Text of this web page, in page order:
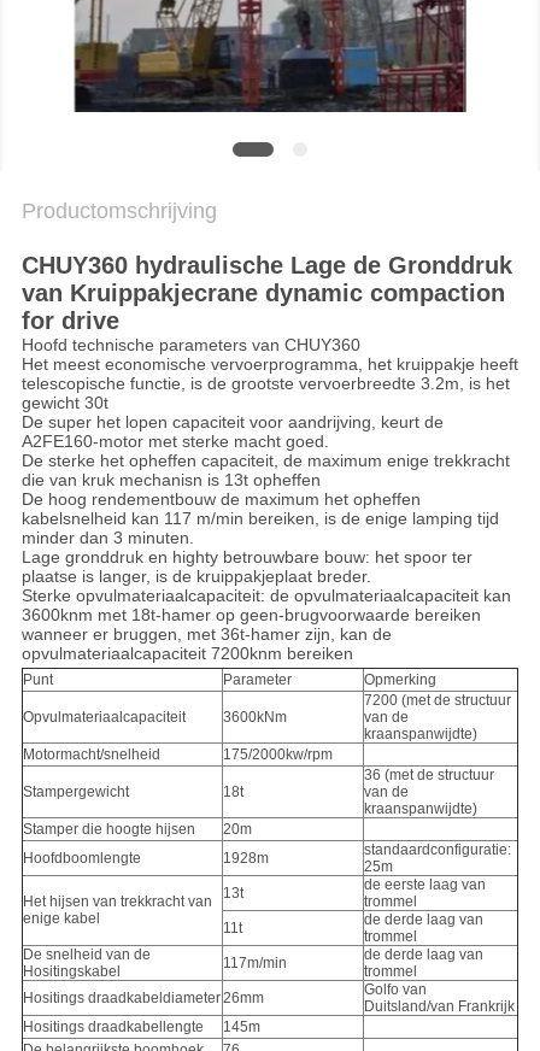
Productomschrijving
CHUY360 hydraulische Lage de Gronddruk
van Kruippakjecrane dynamic compaction
for drive
Hoofd technische parameters van CHUY360
Het meest economische vervoerprogramma, het kruippakje heeft
telescopische functie, is de grootste vervoerbreedte 3.2m, is het
gewicht 30t
De super het lopen capaciteit voor aandrijving, keurt de
A2FE160-motor met sterke macht goed.
De sterke het opheffen capaciteit, de maximum enige trekkracht
die van kruk mechanisn is 13t opheffen
De hoog rendementbouw de maximum het opheffen
kabelsnelheid kan 117 m/min bereiken, is de enige lamping tijd
minder dan 3 minuten.
Lage gronddruk en highty betrouwbare bouw: het spoor ter
plaatse is langer, is de kruippakjeplaat breder.
Sterke opvulmateriaalcapaciteit: de opvulmateriaalcapaciteit kan
3600knm met 18t-hamer op geen-brugvoorwaarde bereiken
wanneer er bruggen, met 36t-hamer zijn, kan de
opvulmateriaalcapaciteit 7200knm bereiken
Punt Parameter Opmerking
Opvulmateriaalcapaciteit 3600kNm
7200 (met de structuur
van de
kraanspanwijdte)
Motormacht/snelheid
175/2000kw/rpm
Stampergewicht 18t
36 (met de structuur
van de
kraanspanwijdte)
Stamper die hoogte hijsen
20m
Hoofdboomlengte
1928m
standaardconfiguratie:
25m
Het hijsen van trekkracht van
enige kabel
13t
de eerste laag van
trommel
11t
de derde laag van
trommel
De snelheid van de
Hositingskabel
117m/min
de derde laag van
trommel
Hositings draadkabeldiameter26mm
Golfo van
Duitsland/van Frankrijk
Hositings draadkabellengte
145m